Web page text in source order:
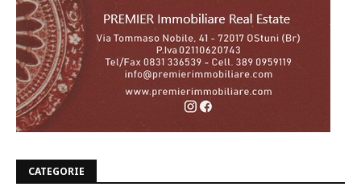
CATEGORIE